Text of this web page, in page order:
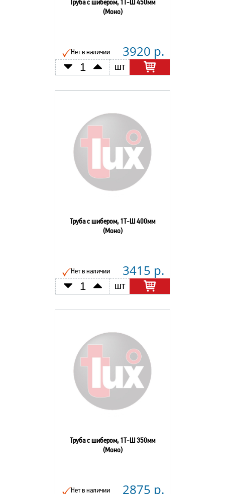
Труба с шибером, 1Т-Ш 450мм
(Моно)
Нет в наличии 3920 р.
шт
Труба с шибером, 1Т-Ш 400мм
(Моно)
Нет в наличии 3415 р.
шт
Труба с шибером, 1Т-Ш 350мм
(Моно)
Нет в наличии 2875 р.